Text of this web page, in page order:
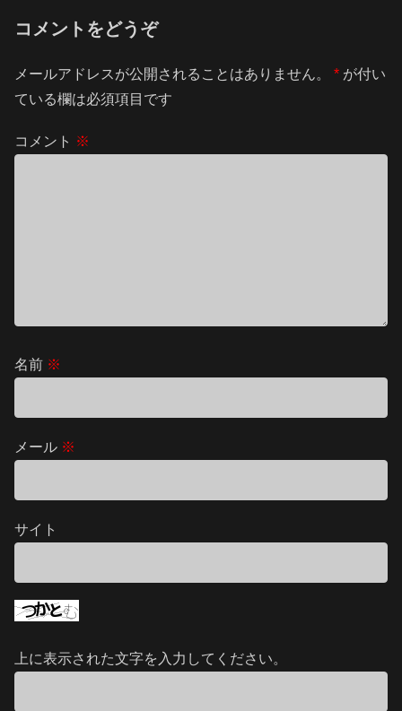
コメントをどうぞ
メールアドレスが公開されることはありません。 * が付い
ている欄は必須項目です
コメント ※
名前 ※
メール ※
サイト
上に表示された文字を入力してください。